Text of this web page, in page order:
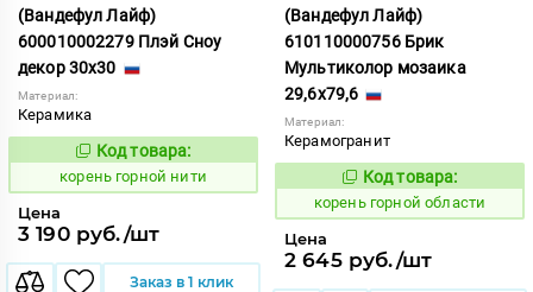
(Вандефул Лайф)
600010002279 Плэй Сноу
декор 30x30
Материал:
Керамика
783685
Код товара:
корень горной нити
Цена
3 190 руб./шт
Заказ в 1 клик
(Вандефул Лайф)
610110000756 Брик
Мультиколор мозаика
29,6x79,6
Материал:
Керамогранит
783688
Код товара:
корень горной области
Цена
2 645 руб./шт